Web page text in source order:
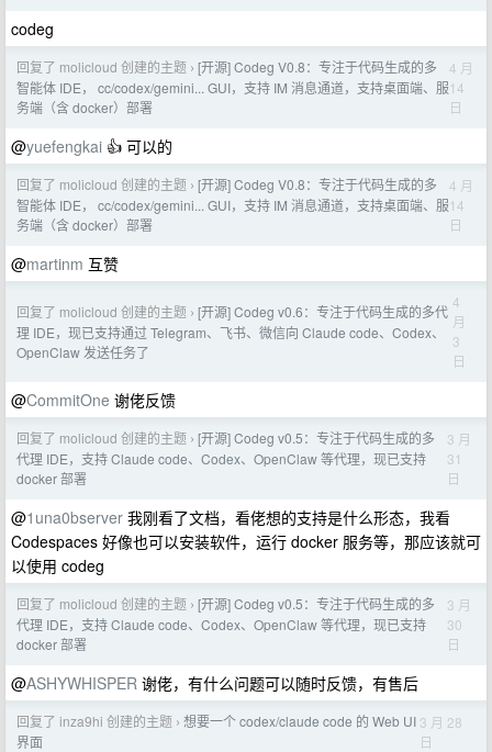
codeg
回复了 molicloud 创建的主题 › [开源] Codeg V0.8：专注于代码生成的多
智能体 IDE， cc/codex/gemini... GUI，支持 IM 消息通道，支持桌面端、服
务端（含 docker）部署
4 月
14
日
@yuefengkai 👍 可以的
回复了 molicloud 创建的主题 › [开源] Codeg V0.8：专注于代码生成的多
智能体 IDE， cc/codex/gemini... GUI，支持 IM 消息通道，支持桌面端、服
务端（含 docker）部署
4 月
14
日
@martinm 互赞
回复了 molicloud 创建的主题 › [开源] Codeg v0.6：专注于代码生成的多代
理 IDE，现已支持通过 Telegram、飞书、微信向 Claude code、Codex、
OpenClaw 发送任务了
4
月
3
日
@CommitOne 谢佬反馈
回复了 molicloud 创建的主题 › [开源] Codeg v0.5：专注于代码生成的多
代理 IDE，支持 Claude code、Codex、OpenClaw 等代理，现已支持
docker 部署
3 月
31
日
@1una0bserver 我刚看了文档，看佬想的支持是什么形态，我看
Codespaces 好像也可以安装软件，运行 docker 服务等，那应该就可
以使用 codeg
回复了 molicloud 创建的主题 › [开源] Codeg v0.5：专注于代码生成的多
代理 IDE，支持 Claude code、Codex、OpenClaw 等代理，现已支持
docker 部署
3 月
30
日
@ASHYWHISPER 谢佬，有什么问题可以随时反馈，有售后
回复了 inza9hi 创建的主题 › 想要一个 codex/claude code 的 Web UI
界面
3 月 28
日